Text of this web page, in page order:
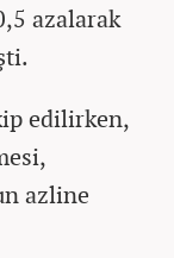
azalarak
edilirken,
azline